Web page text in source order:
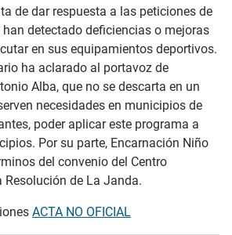
de dar respuesta a las peticiones de
detectado deficiencias o mejoras
en sus equipamientos deportivos.
ha aclarado al portavoz de
Alba, que no se descarta en un
necesidades en municipios de
poder aplicar este programa a
Por su parte, Encarnación Niño
del convenio del Centro
de La Janda.
ACTA NO OFICIAL